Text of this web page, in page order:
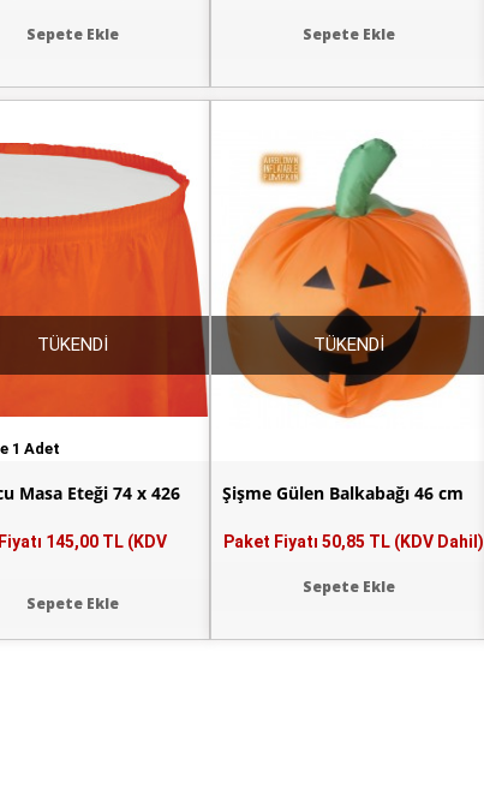
Sepete Ekle Sepete Ekle
1 Adet
Masa Eteği 74 x 426
145,00 TL (KDV
Sepete Ekle
TÜKENDİ
Şişme Gülen Balkabağı 46 cm
Paket Fiyatı 50,85 TL (KDV Dahil)
Sepete Ekle
TÜKENDİ